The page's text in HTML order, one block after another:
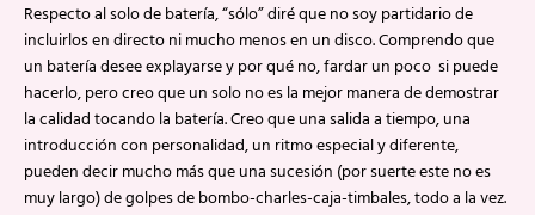
Respecto al solo de batería, “sólo” diré que no soy partidario de
incluirlos en directo ni mucho menos en un disco. Comprendo que
un batería desee explayarse y por qué no, fardar un poco si puede
hacerlo, pero creo que un solo no es la mejor manera de demostrar
la calidad tocando la batería. Creo que una salida a tiempo, una
introducción con personalidad, un ritmo especial y diferente,
pueden decir mucho más que una sucesión (por suerte este no es
muy largo) de golpes de bombo-charles-caja-timbales, todo a la vez.